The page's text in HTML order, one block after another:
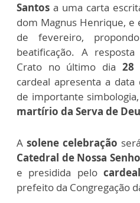
Santos a uma carta
dom Magnus Henrique, e
de fevereiro,
beatificação. A
Crato no último dia 28
cardeal apresenta a
de importante
martírio da Serva de
A solene celebração
Catedral de Nossa
e presidida pelo
prefeito da Congregação